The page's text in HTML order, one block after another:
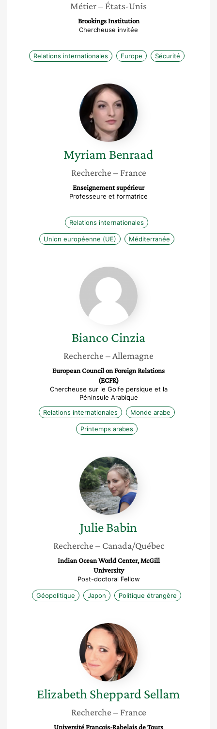
Métier– États-Unis
Brookings Institution
Chercheuse invitée
Relations internationales Europe Sécurité
Myriam
Benraad
Myriam Benraad
Recherche – France
Enseignement supérieur
Professeure et formatrice
Relations internationales
Union européenne (UE) Méditerranée
Bianco
Cinzia
Bianco Cinzia
Recherche – Allemagne
European Council on Foreign Relations
(ECFR)
Chercheuse sur le Golfe persique et la
Péninsule Arabique
Relations internationales
Monde arabe
Printemps arabes
Julie
Babin
JulieBabin
Recherche – Canada/Québec
Indian Ocean World Center, McGill
University
Post-doctoral Fellow
Géopolitique Japon Politique étrangère
Elizabeth
Sheppard
Sellam
Elizabeth Sheppard Sellam
Recherche – France
Université François-Rabelais de Tours